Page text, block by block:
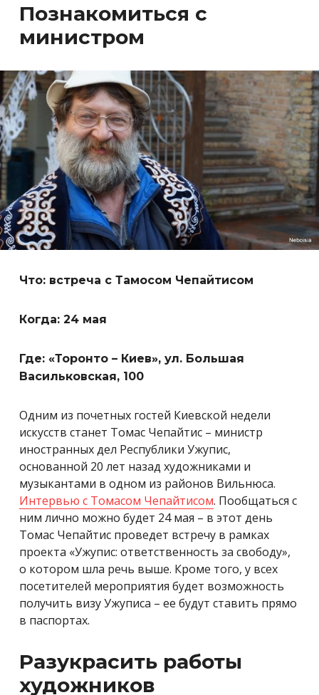
Познакомиться с
министром
Что: встреча с Тамосом Чепайтисом
Когда: 24 мая
Где: «Торонто – Киев», ул. Большая
Васильковская, 100
Одним из почетных гостей Киевской недели
искусств станет Томас Чепайтис – министр
иностранных дел Республики Ужупис,
основанной 20 лет назад художниками и
музыкантами в одном из районов Вильнюса.
Интервью с Томасом Чепайтисом. Пообщаться с
ним лично можно будет 24 мая – в этот день
Томас Чепайтис проведет встречу в рамках
проекта «Ужупис: ответственность за свободу»,
о котором шла речь выше. Кроме того, у всех
посетителей мероприятия будет возможность
получить визу Ужуписа – ее будут ставить прямо
в паспортах.
Разукрасить работы
художников